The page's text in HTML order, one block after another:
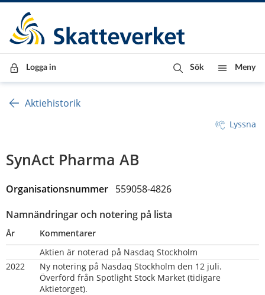
Till innehåll
Till navigationen
Till chattrobot
Logga in Sök Meny
Aktiehistorik
Lyssna
SynAct Pharma AB
Organisationsnummer 559058-4826
Namnändringar och notering på lista
År
Kommentarer
Aktien är noterad på Nasdaq Stockholm
2022
Ny notering på Nasdaq Stockholm den 12 juli.
Överförd från Spotlight Stock Market (tidigare
Aktietorget).